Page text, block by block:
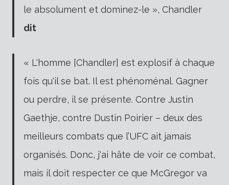
le absolument et dominez-le », Chandler
dit
« L'homme [Chandler] est explosif à chaque
fois qu'il se bat. Il est phénoménal. Gagner
ou perdre, il se présente. Contre Justin
Gaethje, contre Dustin Poirier – deux des
meilleurs combats que l’UFC ait jamais
organisés. Donc, j'ai hâte de voir ce combat,
mais il doit respecter ce que McGregor va